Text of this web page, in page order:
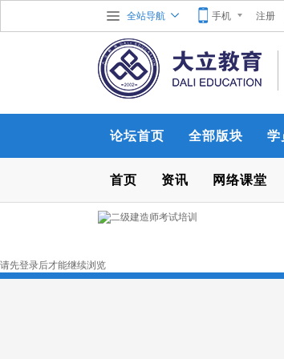
全站导航 手机 注册
论坛首页 全部版块 学
首页 资讯 网络课堂
请先登录后才能继续浏览